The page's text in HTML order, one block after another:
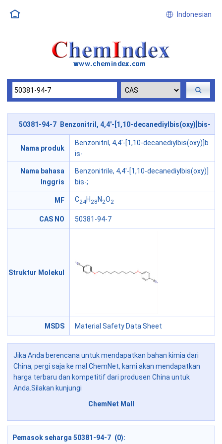
Indonesian
50381-94-7 Benzonitril, 4,4'-[1,10-decanediylbis(oxy)]bis-
Nama produk
Benzonitril, 4,4'-[1,10-decanediylbis(oxy)]b
is-
Nama bahasa
Inggris
Benzonitrile, 4,4'-[1,10-decanediylbis(oxy)]
bis-;
MF C24H 28 N 2O2
CAS NO 50381-94-7
Struktur Molekul
MSDS Material Safety Data Sheet
Jika Anda berencana untuk mendapatkan bahan kimia dari
China, pergi saja ke mal ChemNet, kami akan mendapatkan
harga terbaru dan kompetitif dari produsen China untuk
Anda.Silakan kunjungi
ChemNet Mall
Pemasok seharga 50381-94-7 (0):